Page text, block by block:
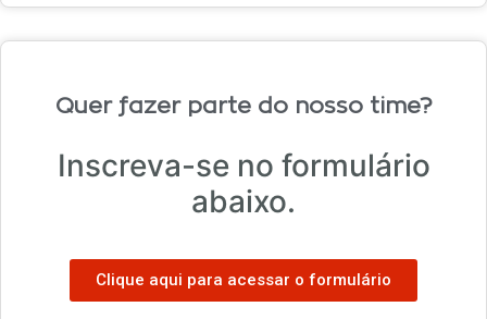
Quer fazer parte do nosso time?
Inscreva-se no formulário
abaixo.
Clique aqui para acessar o formulário